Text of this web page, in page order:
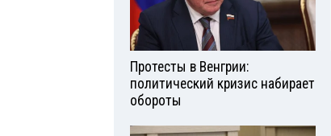
Протесты в Венгрии:
политический кризис набирает
обороты